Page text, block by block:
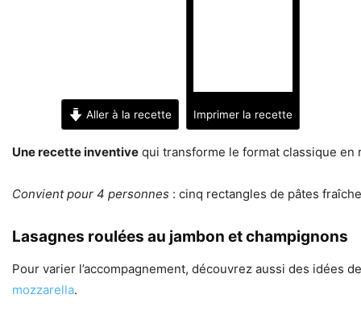
Aller à la recette Imprimer la recette
Une recette inventive qui transforme le format classique en
Convient pour 4 personnes : cinq rectangles de pâtes
Lasagnes roulées au jambon et champignons
Pour varier l’accompagnement, découvrez aussi des idées
mozzarella.